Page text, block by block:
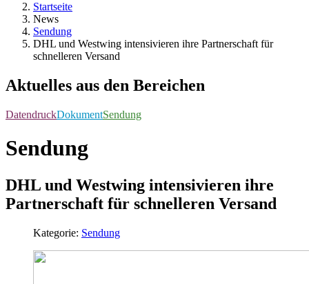
Startseite
News
Sendung
DHL und Westwing intensivieren ihre Partnerschaft für
schnelleren Versand
Aktuelles aus den Bereichen
DatendruckDokumentSendung
Sendung
DHL und Westwing intensivieren ihre
Partnerschaft für schnelleren Versand
Kategorie: Sendung